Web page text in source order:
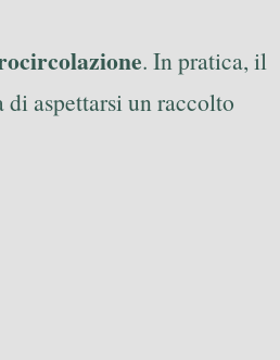
. In pratica, il
aspettarsi un raccolto